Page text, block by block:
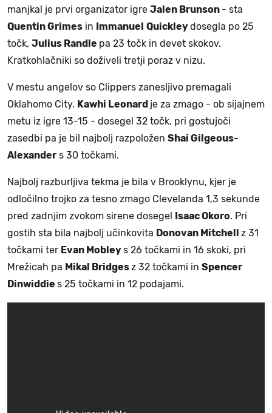
manjkal je prvi organizator igre Jalen Brunson - sta
Quentin Grimes in Immanuel Quickleydosegla po 25
točk, Julius Randle pa 23 točk in devet skokov.
Kratkohlačniki so doživeli tretji poraz v nizu.
V mestu angelov so Clippers zanesljivo premagali
Oklahomo City. Kawhi Leonard je za zmago - ob sijajnem
metu iz igre 13-15 - dosegel 32 točk, pri gostujoči
zasedbi pa je bil najbolj razpoložen Shai Gilgeous-
Alexander s 30 točkami.
Najbolj razburljiva tekma je bila v Brooklynu, kjer je
odločilno trojko za tesno zmago Clevelanda 1,3 sekunde
pred zadnjim zvokom sirene dosegel
Isaac Okoro. Pri
gostih sta bila najbolj učinkovita Donovan Mitchell z 31
točkami ter Evan Mobleys 26 točkami in 16 skoki, pri
Mrežicah pa Mikal Bridgesz 32 točkami in Spencer
Dinwiddie s 25 točkami in 12 podajami.